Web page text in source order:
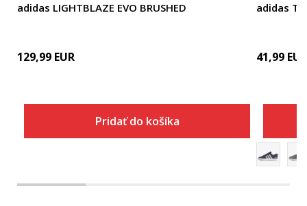
adidas LIGHTBLAZE EVO BRUSHED
129,99 EUR
Pridať do košíka
adidas
41,99 EUR